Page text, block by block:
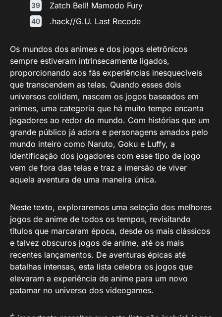
Zatch Bell! Mamodo Fury
.hack//G.U. Last Recode
Os mundos dos animes e dos jogos eletrônicos
sempre estiveram intrinsecamente ligados,
proporcionando aos fãs experiências inesquecíveis
que transcendem as telas. Quando esses dois
universos colidem, nascem os jogos baseados em
animes, uma categoria que há muito tempo encanta
jogadores ao redor do mundo. Com histórias que um
grande público já adora e personagens amados pelo
mundo inteiro como Naruto, Goku e Luffy, a
identificação dos jogadores com esse tipo de jogo
vem de fora das telas e traz a imersão de viver
aquela aventura de uma maneira única.
Neste texto, exploraremos uma seleção dos melhores
jogos de anime de todos os tempos, revisitando
títulos que marcaram época, desde os mais clássicos
e talvez obscuros jogos de anime, até os mais
recentes lançamentos. De aventuras épicas até
batalhas intensas, esta lista celebra os jogos que
elevaram a experiência de anime para um novo
patamar no universo dos videogames.